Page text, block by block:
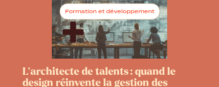
Formation et développement
L’architecte de talents : quand le
design réinvente la gestion des